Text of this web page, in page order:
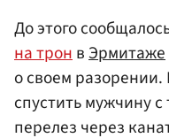
До этого
на трон вЭрмитаже
о своем
спустить мужчину
перелез через